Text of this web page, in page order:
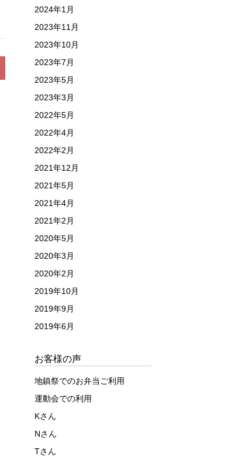
2024年1月
2023年11月
2023年10月
2023年7月
2023年5月
2023年3月
2022年5月
2022年4月
2022年2月
2021年12月
2021年5月
2021年4月
2021年2月
2020年5月
2020年3月
2020年2月
2019年10月
2019年9月
2019年6月
お客様の声
地鎮祭でのお弁当ご利用
運動会での利用
Kさん
Nさん
Tさん